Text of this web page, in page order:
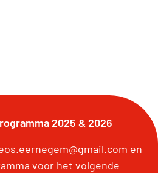
2025 & 2026
en
voor het volgende